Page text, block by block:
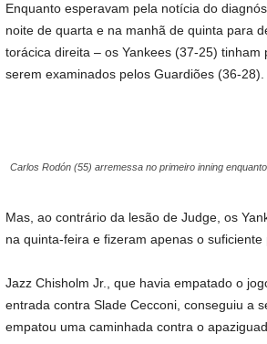
Enquanto esperavam pela notícia do
noite de quarta e na manhã de quinta para
torácica direita – os Yankees (37-25)
serem examinados pelos Guardiões (36-28).
Carlos Rodón (55) arremessa no primeiro inning
Mas, ao contrário da lesão de Judge, os
na quinta-feira e fizeram apenas o suficiente
Jazz Chisholm Jr., que havia empatado o
entrada contra Slade Cecconi, conseguiu a
empatou uma caminhada contra o